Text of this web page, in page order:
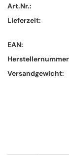
Art.Nr.:
Lieferzeit:
EAN:
Versandgewicht: